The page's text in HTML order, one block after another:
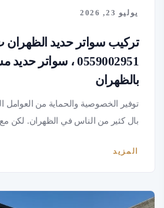
يوليو 23, 2026
تركيب سواتر حديد
0559002951 ، سواتر
بالظهران
توفير الخصوصية والحماية من العوامل
بال كثير من الناس في الظهران. لكن
المزيد